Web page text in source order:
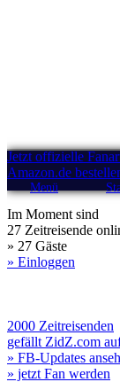
Jetzt offizielle
Amazon.de
Menü
Im Moment sind
27 Zeitreisende
» 27 Gäste
» Einloggen
2000 Zeitreisenden
gefällt ZidZ.com
» FB-Updates
» jetzt Fan werden